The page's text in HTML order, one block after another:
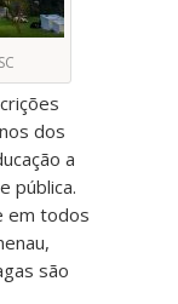
dos
a
pública.
em todos
são